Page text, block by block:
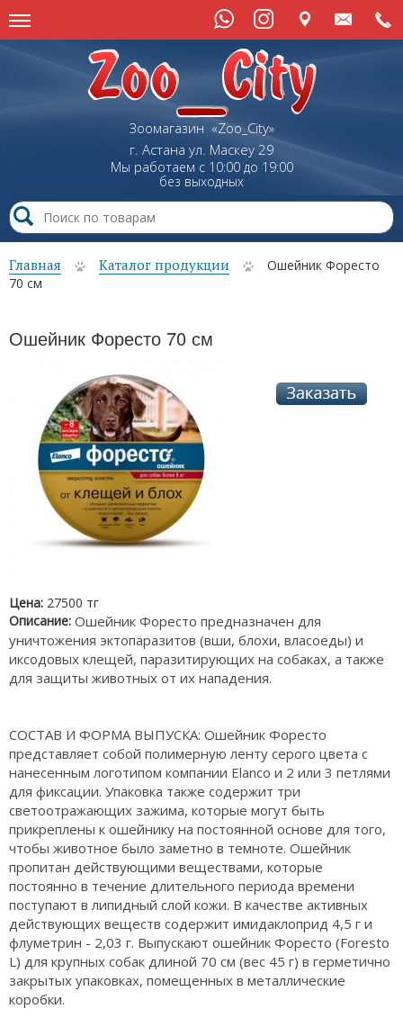
Зоомагазин «Zoo_City»
г. Астана ул. Маскеу29
Мы работаем с 10:00 до 19:00
без выходных
Главная Каталог продукции
Ошейник Форесто
70 см
Ошейник Форесто 70 см
Цена: 27500 тг
Описание: Ошейник Форесто предназначен для
уничтожения эктопаразитов (вши, блохи, власоеды) и
иксодовых клещей, паразитирующих на собаках, а также
для защиты животных от их нападения.
СОСТАВ И ФОРМА ВЫПУСКА: Ошейник Форесто
представляет собой полимерную ленту серого цвета с
нанесенным логотипом компании Elanco и 2 или 3 петлями
для фиксации. Упаковка также содержит три
светоотражающих зажима, которые могут быть
прикреплены к ошейнику на постоянной основе для того,
чтобы животное было заметно в темноте. Ошейник
пропитан действующими веществами, которые
постоянно в течение длительного периода времени
поступают в липидный слой кожи. В качестве активных
действующих веществ содержит имидаклоприд 4,5 г и
флуметрин - 2,03 г. Выпускают ошейник Форесто (Foresto
L) для крупных собак длиной 70 см (вес 45 г) в герметично
закрытых упаковках, помещенных в металлические
коробки.